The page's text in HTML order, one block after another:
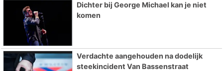
Dichter bij George Michael kan je niet
komen
Verdachte aangehouden na dodelijk
steekincident Van Bassenstraat